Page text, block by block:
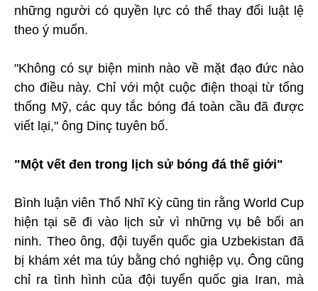
những người có quyền lực có thể thay đổi luật lệ
theo ý muốn.
"Không có sự biện minh nào về mặt đạo đức nào
cho điều này. Chỉ với một cuộc điện thoại từ tổng
thống Mỹ, các quy tắc bóng đá toàn cầu đã được
viết lại," ông Dinç tuyên bố.
"Một vết đen trong lịch sử bóng đá thế giới"
Bình luận viên Thổ Nhĩ Kỳ cũng tin rằng World Cup
hiện tại sẽ đi vào lịch sử vì những vụ bê bối an
ninh. Theo ông, đội tuyển quốc gia Uzbekistan đã
bị khám xét ma túy bằng chó nghiệp vụ. Ông cũng
chỉ ra tình hình của đội tuyển quốc gia Iran, mà